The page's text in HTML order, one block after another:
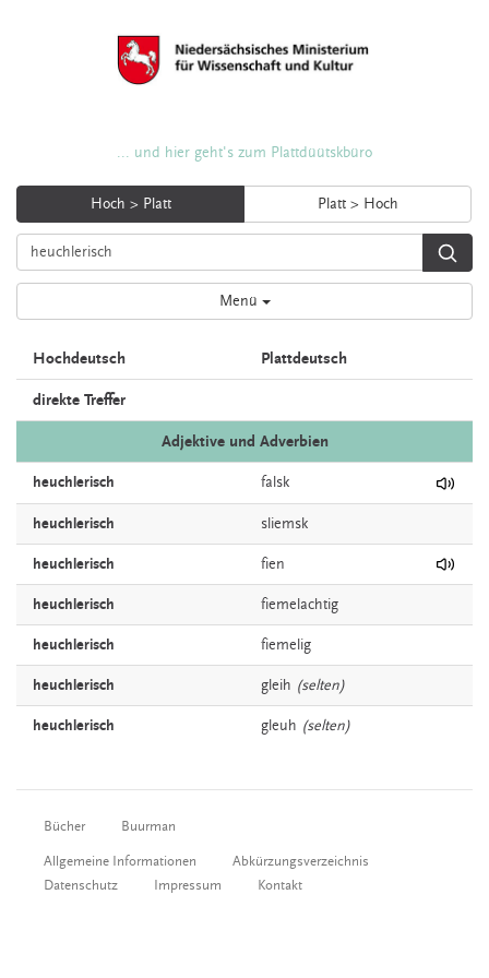
... und hier geht's zum Plattdüütskbüro
Hoch > Platt Platt > Hoch
Menü
Hochdeutsch Plattdeutsch
direkte Treffer
Adjektive und Adverbien
heuchlerisch falsk
heuchlerisch sliemsk
heuchlerisch fien
heuchlerisch fiemelachtig
heuchlerisch fiemelig
heuchlerisch gleih (selten)
heuchlerisch gleuh (selten)
Bücher Buurman
Allgemeine Informationen
Abkürzungsverzeichnis
Datenschutz
Impressum Kontakt